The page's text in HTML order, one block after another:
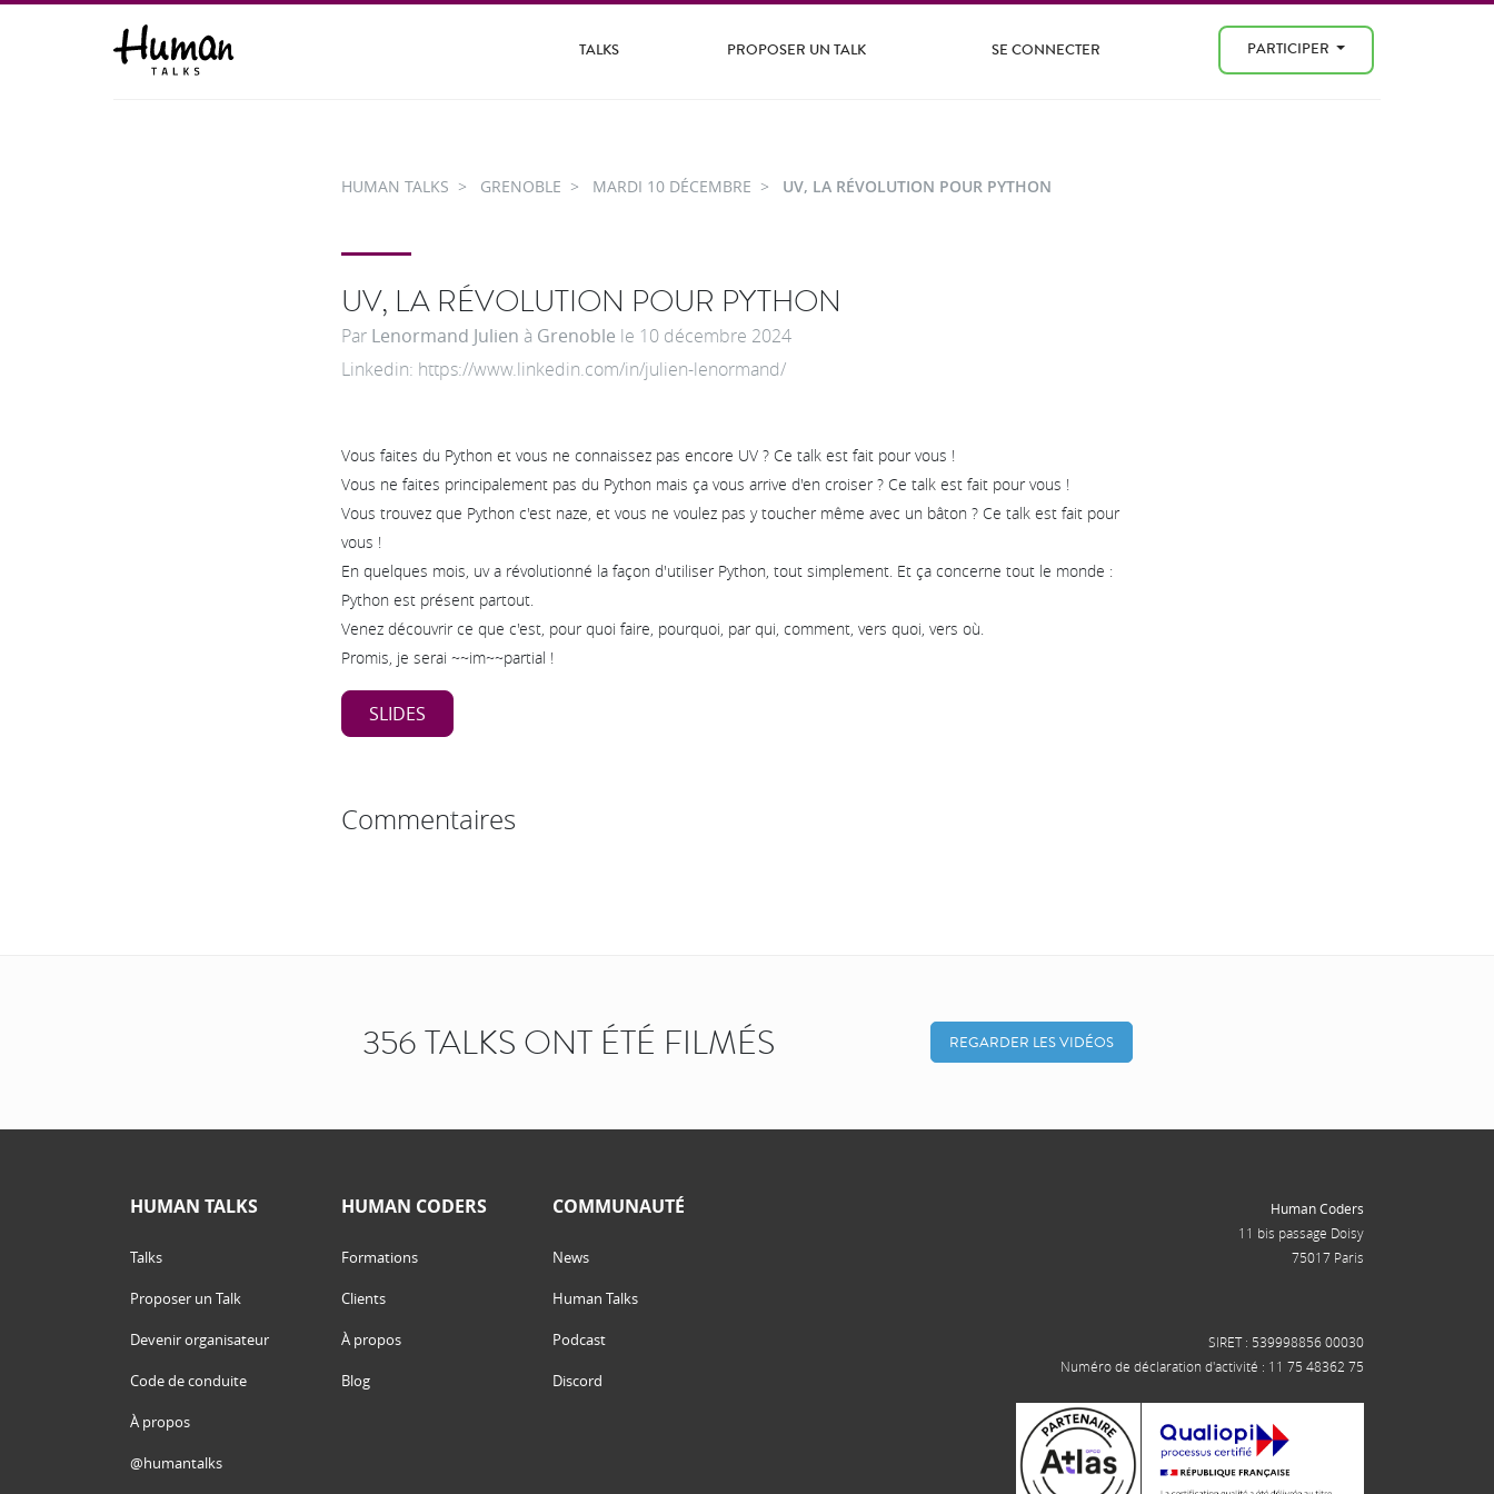
TALKS PROPOSER UN TALK SE CONNECTER PARTICIPER
HUMAN TALKS GRENOBLE MARDI 10 DÉCEMBRE UV, LA RÉVOLUTION POUR PYTHON
UV, LA RÉVOLUTION POUR PYTHON
Par Lenormand Julien à Grenoble le 10 décembre 2024
Linkedin: https://www.linkedin.com/in/julien-lenormand/
Vous faites du Python et vous ne connaissez pas encore UV ? Ce talk est fait pour vous !
Vous ne faites principalement pas du Python mais ça vous arrive d'en croiser ? Ce talk est fait pour vous !
Vous trouvez que Python c'est naze, et vous ne voulez pas y toucher même avec un bâton ? Ce talk est fait pour
vous !
En quelques mois, uv a révolutionné la façon d'utiliser Python, tout simplement. Et ça concerne tout le monde :
Python est présent partout.
Venez découvrir ce que c'est, pour quoi faire, pourquoi, par qui, comment, vers quoi, vers où.
Promis, je serai ~~im~~partial !
SLIDES
Commentaires
356 TALKS ONT ÉTÉ FILMÉS REGARDER LES VIDÉOS
HUMAN TALKS
Talks
Proposer un Talk
Devenir organisateur
Code de conduite
À propos
@humantalks
HUMAN CODERS
Formations
Clients
À propos
Blog
COMMUNAUTÉ
News
Human Talks
Podcast
Discord
Human Coders
11 bis passage Doisy
75017 Paris
SIRET : 539998856 00030
Numéro de déclaration d'activité : 11 75 48362 75